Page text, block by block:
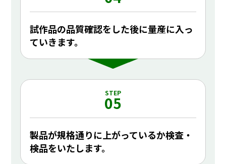
試作品の品質確認をした後に量産に入っ
ていきます。
STEP
05
製品が規格通りに上がっているか検査・
検品をいたします。